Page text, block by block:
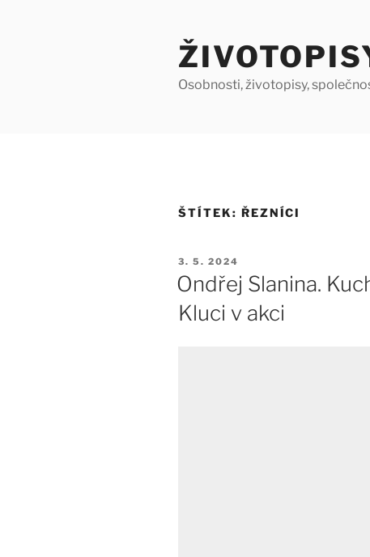
Osobnosti, životopisy,
ŠTÍTEK: ŘEZNÍCI
PUBLIKOVÁNO
3. 5. 2024
Ondřej Slanina.
Kluci v akci